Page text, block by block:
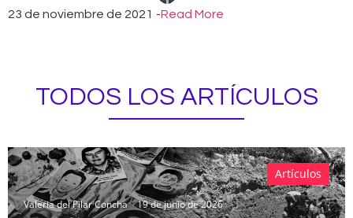
23 de noviembre de 2021 -Read More
TODOS LOS ARTÍCULOS
Valeria del Pilar Concha 19 de junio de 2026
Artículos